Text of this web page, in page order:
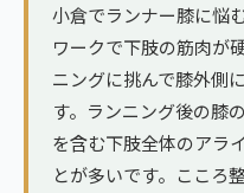
ヨガ・ピラティス
鹿児島エリア（3院）
→ エリア一覧（全11エリア
小倉でランナー膝に悩
ワークで下肢の筋肉が
ニングに挑んで膝外側
す。ランニング後の膝
を含む下肢全体のアラ
とが多いです。こころ